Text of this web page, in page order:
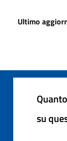
Ultimo
su